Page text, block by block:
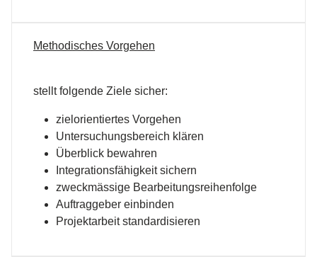
Methodisches Vorgehen
stellt folgende Ziele sicher:
zielorientiertes Vorgehen
Untersuchungsbereich klären
Überblick bewahren
Integrationsfähigkeit sichern
zweckmässige Bearbeitungsreihenfolge
Auftraggeber einbinden
Projektarbeit standardisieren